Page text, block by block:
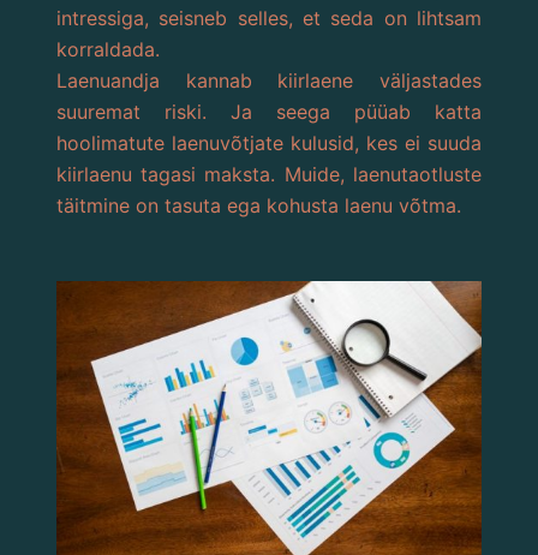
intressiga, seisneb selles, et seda on lihtsam
korraldada.
Laenuandja kannab kiirlaene väljastades
suuremat riski. Ja seega püüab katta
hoolimatute laenuvõtjate kulusid, kes ei suuda
kiirlaenu tagasi maksta. Muide, laenutaotluste
täitmine on tasuta ega kohusta laenu võtma.